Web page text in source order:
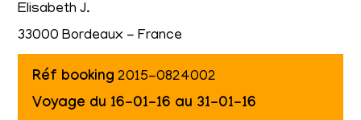
Elisabeth J.
33000 Bordeaux - France
Réf booking 2015-0824002
Voyage du 16-01-16 au 31-01-16